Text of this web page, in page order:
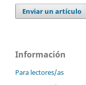
Enviar un artículo
Información
Para lectores/as